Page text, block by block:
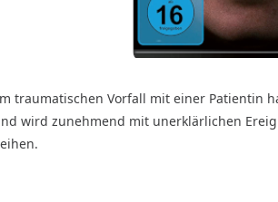
traumatischen Vorfall mit einer Patientin
wird zunehmend mit unerklärlichen